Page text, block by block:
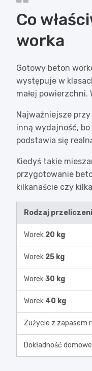
Co
worka
Gotowy beton
występuje w
małej powierzchni.
Najważniejsze
inną wydajność,
podstawia się
Kiedyś takie
przygotowanie
kilkanaście czy
Rodzaj
Worek 20 kg
Worek 25 kg
Worek30 kg
Worek 40 kg
Zużycie z zapasem
Dokładność